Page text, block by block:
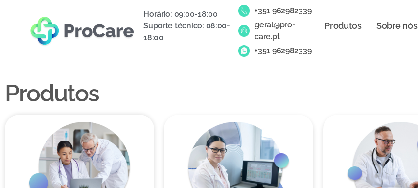
Horário: 09:00-18:00
Suporte técnico: 08:00-
18:00
+351 962982339
geral@pro-
care.pt
+351 962982339
Produtos Sobre nós
Produtos